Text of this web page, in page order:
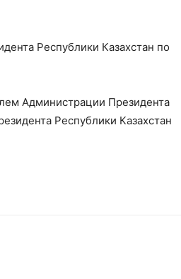
Республики Казахстан по
Администрации Президента
Республики Казахстан